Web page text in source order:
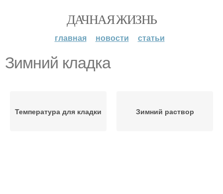
ДАЧНАЯ ЖИЗНЬ
главная новости статьи
Зимний кладка
Температура для кладки Зимний раствор